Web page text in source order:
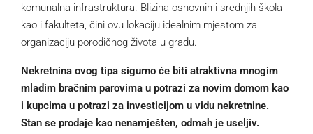
komunalna infrastruktura. Blizina osnovnih i srednjih škola
kao i fakulteta, čini ovu lokaciju idealnim mjestom za
organizaciju porodičnog života u gradu.
Nekretnina ovog tipa sigurno će biti atraktivna mnogim
mladim bračnim parovima u potrazi za novim domom kao
i kupcima u potrazi za investicijom u vidu nekretnine.
Stan se prodaje kao nenamješten, odmah je useljiv.